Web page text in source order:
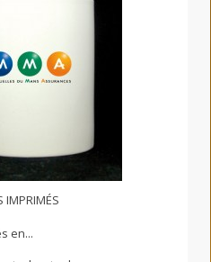
IMPRIMÉS
en...